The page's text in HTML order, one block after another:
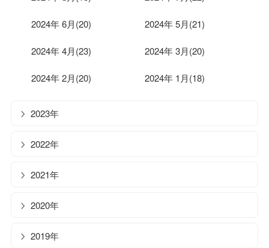
2024年 6月(20) 2024年 5月(21)
2024年 4月(23) 2024年 3月(20)
2024年 2月(20) 2024年 1月(18)
2023年
2022年
2021年
2020年
2019年